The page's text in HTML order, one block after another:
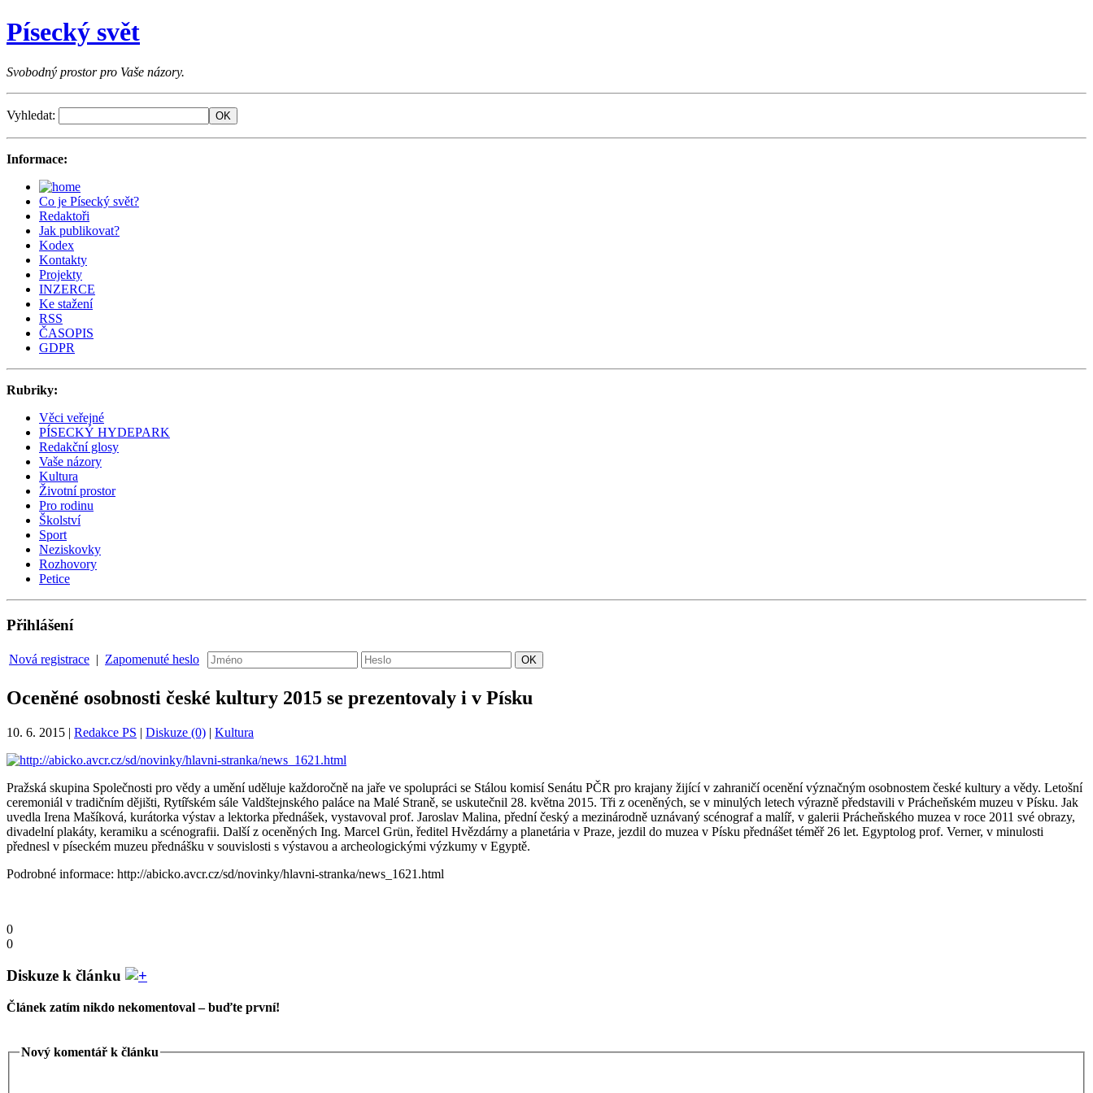
Písecký svět
Svobodný prostor pro Vaše názory.
Vyhledat:
Informace:
Co je Písecký svět?
Redaktoři
Jak publikovat?
Kodex
Kontakty
Projekty
INZERCE
Ke stažení
RSS
ČASOPIS
GDPR
Rubriky:
Věci veřejné
PÍSECKÝ HYDEPARK
Redakční glosy
Vaše názory
Kultura
Životní prostor
Pro rodinu
Školství
Sport
Neziskovky
Rozhovory
Petice
Přihlášení
Nová registrace | Zapomenuté heslo
Oceněné osobnosti české kultury 2015 se prezentovaly i v Písku
10. 6. 2015 | Redakce PS | Diskuze (0) | Kultura
Pražská skupina Společnosti pro vědy a umění uděluje každoročně na jaře ve spolupráci se Stálou komisí Senátu PČR pro krajany žijící v zahraničí ocenění význačným osobnostem české kultury a vědy. Letošní
ceremoniál v tradičním dějišti, Rytířském sále Valdštejnského paláce na Malé Straně, se uskutečnil 28. května 2015. Tři z oceněných, se v minulých letech výrazně představili v Prácheňském muzeu v Písku. Jak
uvedla Irena Mašíková, kurátorka výstav a lektorka přednášek, vystavoval prof. Jaroslav Malina, přední český a mezinárodně uznávaný scénograf a malíř, v galerii Prácheňského muzea v roce 2011 své obrazy,
divadelní plakáty, keramiku a scénografii. Další z oceněných Ing. Marcel Grün, ředitel Hvězdárny a planetária v Praze, jezdil do muzea v Písku přednášet téměř 26 let. Egyptolog prof. Verner, v minulosti
přednesl v píseckém muzeu přednášku v souvislosti s výstavou a archeologickými výzkumy v Egyptě.
Podrobné informace: http://abicko.avcr.cz/sd/novinky/hlavni-stranka/news_1621.html
0
0
Diskuze k článku
Článek zatím nikdo nekomentoval – buďte první!
Nový komentář k článku